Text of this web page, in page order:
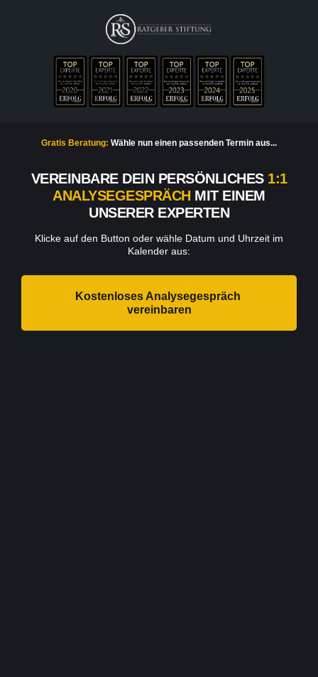
Gratis Beratung: Wähle nun einen passenden Termin aus...
VEREINBARE DEIN PERSÖNLICHES 1:1
ANALYSEGESPRÄCH MIT EINEM
UNSERER EXPERTEN
Klicke auf den Button oder wähle Datum und Uhrzeit im
Kalender aus:
Kostenloses Analysegespräch
vereinbaren